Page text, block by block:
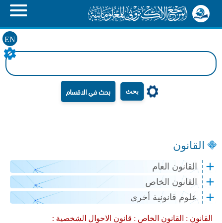
EN
بحث
القانون
القانون العام
القانون الخاص
علوم قانونية أخرى
القانون : القانون الخاص : قانون الاحوال الشخصية :